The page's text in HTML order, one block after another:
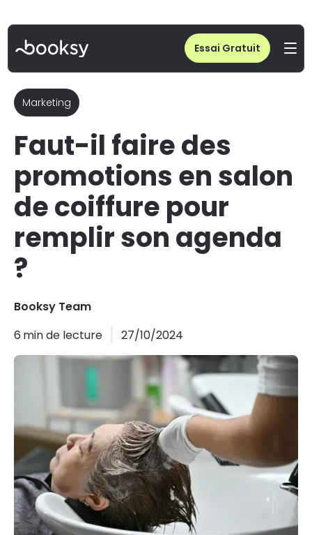
Essai Gratuit
Faut-il faire des promotions en salon de coiffure pour remplir son agenda ?
Marketing
Faut-il faire des
promotions en salon
de coiffure pour
remplir son agenda
?
Booksy Team
6 min de lecture 27/10/2024